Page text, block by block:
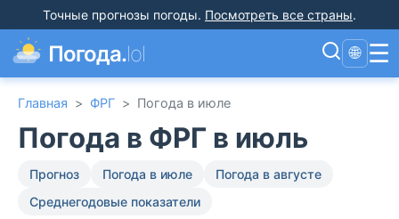
Точные прогнозы погоды. Посмотреть все страны.
Погода.lol 🌐 ☰
Главная > ФРГ > Погода в июле
Погода в ФРГ в июль
Прогноз Погода в июле
Погода в августе
Среднегодовые показатели